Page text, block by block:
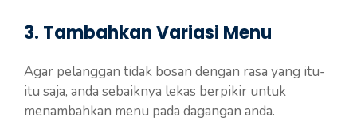
3. Tambahkan Variasi Menu
Agar pelanggan tidak bosan dengan rasa yang itu-
itu saja, anda sebaiknya lekas berpikir untuk
menambahkan menu pada dagangan anda.